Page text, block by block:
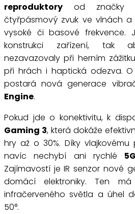
reproduktory od značky
čtyřpásmový zvuk ve vlnách a
vysoké či basové frekvence.
konstrukci zařízení, tak
nezavazovaly při herním
při hrách i haptická odezva.
postará nová generace
Engine.
Pokud jde o konektivitu, k
Gaming 3, která dokáže
hry až o 30%. Díky
navíc nechybí ani rychlé
Zajímavostí je IR senzor nové
domácí elektroniky. Ten
infračerveného světla a úhel
50°.